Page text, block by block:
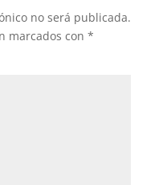
no será publicada.
marcados con *